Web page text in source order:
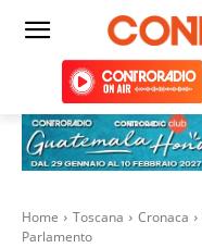
Home Toscana Cronaca
Parlamento